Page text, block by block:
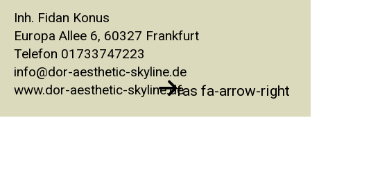
Inh. Fidan Konus
Europa Allee 6, 60327 Frankfurt
Telefon 01733747223
info@dor-aesthetic-skyline.de
www.dor-aesthetic-skyline.defas fa-arrow-right